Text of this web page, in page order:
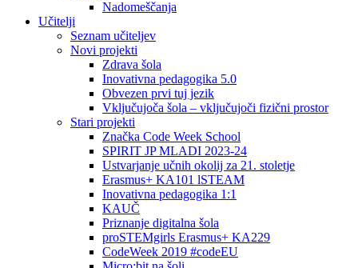
Nadomeščanja
Učitelji
Seznam učiteljev
Novi projekti
Zdrava šola
Inovativna pedagogika 5.0
Obvezen prvi tuj jezik
Vključujoča šola – vključujoči fizični prostor
Stari projekti
Značka Code Week School
SPIRIT JP MLADI 2023-24
Ustvarjanje učnih okolij za 21. stoletje
Erasmus+ KA101 lSTEAM
Inovativna pedagogika 1:1
KAUČ
Priznanje digitalna šola
proSTEMgirls Erasmus+ KA229
CodeWeek 2019 #codeEU